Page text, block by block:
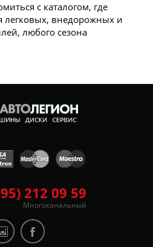
с каталогом, где
внедорожных и
любого сезона
212 09 59
Многоканальный